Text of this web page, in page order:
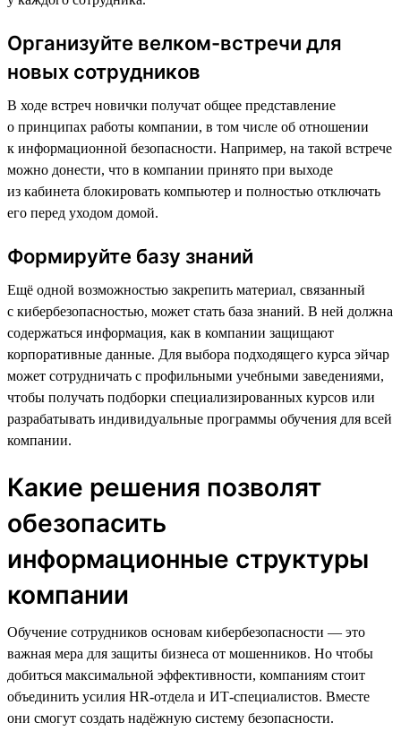
Организуйте велком-встречи для
новых сотрудников
В ходе встреч новички получат общее представление
о принципах работы компании, в том числе об отношении
к информационной безопасности. Например, на такой встрече
можно донести, что в компании принято при выходе
из кабинета блокировать компьютер и полностью отключать
его перед уходом домой.
Формируйте базу знаний
Ещё одной возможностью закрепить материал, связанный
с кибербезопасностью, может стать база знаний. В ней должна
содержаться информация, как в компании защищают
корпоративные данные. Для выбора подходящего курса эйчар
может сотрудничать с профильными учебными заведениями,
чтобы получать подборки специализированных курсов или
разрабатывать индивидуальные программы обучения для всей
компании.
Какие решения позволят
обезопасить
информационные структуры
компании
Обучение сотрудников основам кибербезопасности — это
важная мера для защиты бизнеса от мошенников. Но чтобы
добиться максимальной эффективности, компаниям стоит
объединить усилия HR-отдела и ИТ-специалистов. Вместе
они смогут создать надёжную систему безопасности.